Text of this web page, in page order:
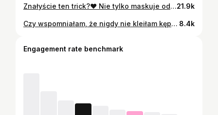
Znałyście ten trick?❤️ Nie tylko maskuje odstający brzuszek (bo to nic złego), ale też efektownie wygląda🥰 #fashion #moda #modapolska21.9k
Czy wspomniałam, że nigdy nie kleiłam kępek, bo mnie to przerastało? Jakie było moje zdziwienie, kiedy okazało się, że te rzęsy z @nanolash.official są takie proste w aplikacji🥹 Efekt osiągnięty w kilka minut, a zostaje na kilka dni! I przede wszystkim: zero kleju i stresu🙂‍↔️ [reklama] 8.4k
Engagement rate benchmark